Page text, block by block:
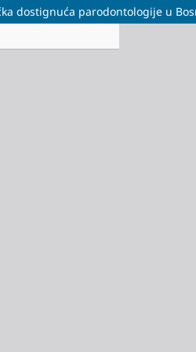
dostignuća parodontologije u